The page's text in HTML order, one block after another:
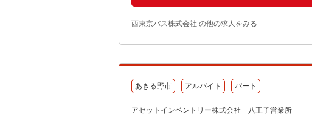
西東京バス株式会社 の他の求人をみる
あきる野市 アルバイト パート
アセットインベントリー株式会社 八王子営業所